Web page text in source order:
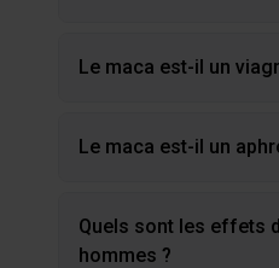
Le maca est-il un
Le maca est-il un
Quels sont les effets
hommes ?